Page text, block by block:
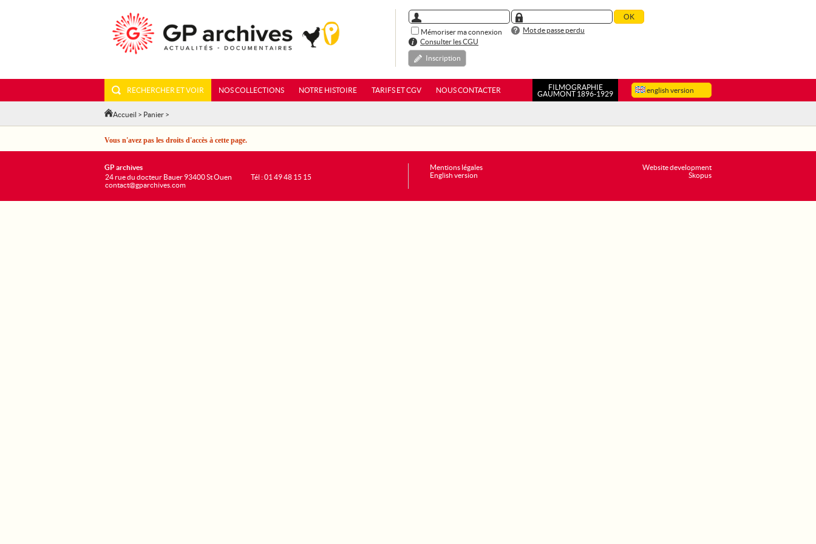
Mémoriser ma connexion
Mot de passe perdu
Consulter les CGU
Inscription
english version
RECHERCHER ET VOIR NOS COLLECTIONS NOTRE HISTOIRE TARIFS ET CGV NOUS CONTACTER
FILMOGRAPHIE
GAUMONT 1896-1929
Accueil > Panier >
Vous n'avez pas les droits d'accès à cette page.
Website development
Skopus
GP archives
24 rue du docteur Bauer 93400 St Ouen
contact@gparchives.com
Tél : 01 49 48 15 15
Mentions légales
English version